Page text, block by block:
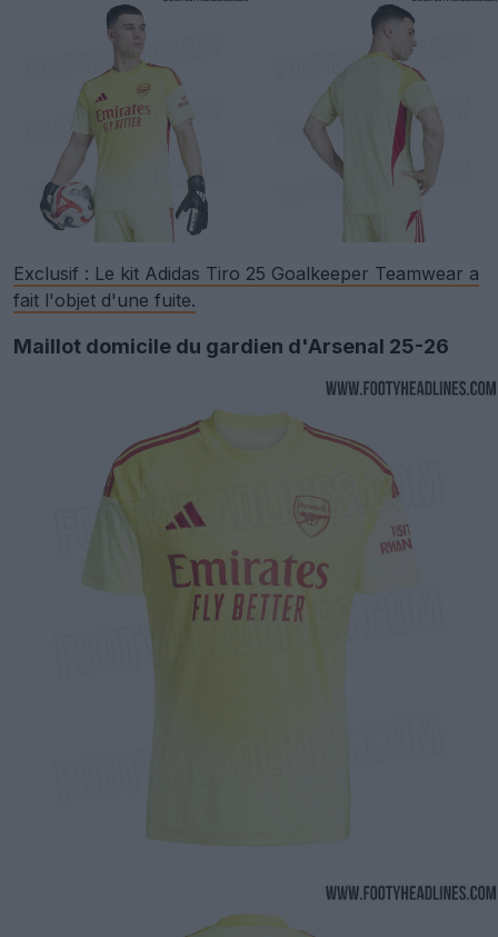
Exclusif : Le kit Adidas Tiro 25 Goalkeeper Teamwear a
fait l'objet d'une fuite.
Maillot domicile du gardien d'Arsenal 25-26